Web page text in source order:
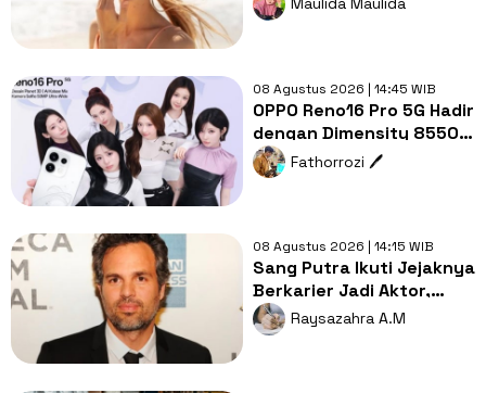
saat Outdoor!
08 Agustus 2026 | 14:45 WIB
OPPO Reno16 Pro 5G Hadir
dengan Dimensity 8550
SUPER, Seberapa
Menarik?
Fathorrozi 🖊️
08 Agustus 2026 | 14:15 WIB
Sang Putra Ikuti Jejaknya
Berkarier Jadi Aktor,
Begini Reaksi Mark
Ruffalo
Raysazahra A.M